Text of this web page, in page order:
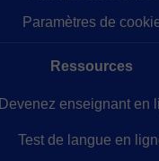
Paramètres de
Ressources
Devenez enseignant en
Test de langue en